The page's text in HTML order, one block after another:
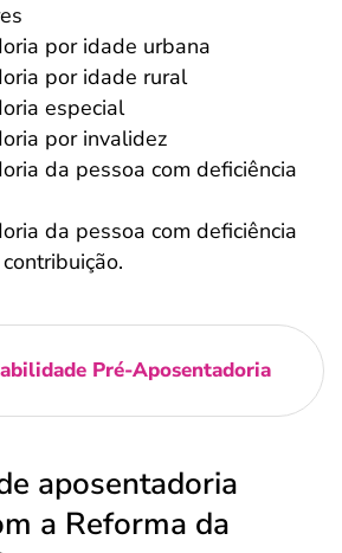
por idade urbana
por idade rural
especial
por invalidez
da pessoa com deficiência
da pessoa com deficiência
Pré-Aposentadoria
aposentadoria
a Reforma da